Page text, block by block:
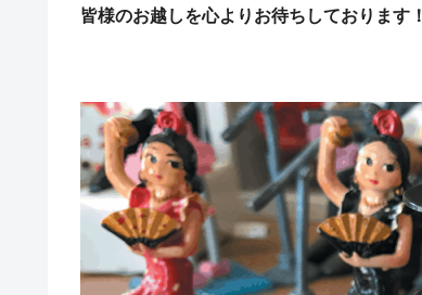
皆様のお越しを心よりお待ちしております！